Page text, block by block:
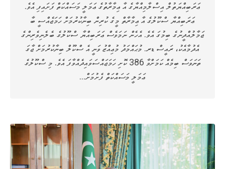
ޢަރަބިއްޔަތުލް އިސްލާމިއްޔާގެ އާ ޢިމާރާތުގެ ޢަމަލީ މަސައްކަތް ފަށައިފި އެވެ.
ޢަރަބިއްޔާ ސްކޫލުގެ އާ ޢިމާރާތް މީގެ ކުރިން ބިނާކުރުމަށް ހަމަޖެއްސީ ބާ
ޖަމާލުއްދީނުގެ ބިމުގަ އެވެ. އެހެން ނަމަވެސް ޢަރަބިއްޔާ ސްކޫލުގެ ބެލެނިވެރިންގެ
އެދުމާއެކު، ރައީސް ޑރ. މުޙައްމަދު މުޢިއްޒު ވަނީ އެ ސްކޫލް ބިނާކުރުމަށް ޖާގަ
ތަނަވަސް ބިމެއް ކަމަށްވާ 386 ކޮށި ހަމަޖައްސަވައިދެއްވާފަ އެވެ. މި ސްކޫލުގެ
ޢަމަލީ މަސައްކަތް ފެށުމަށް…